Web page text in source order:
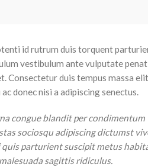
id rutrum duis torquent
vestibulum ante vulputate
Consectetur duis tempus massa
donec nisi a adipiscing senectus.
congue blandit per
sociosqu adipiscing dictumst
quis parturient suscipit metus
sagittis ridiculus.